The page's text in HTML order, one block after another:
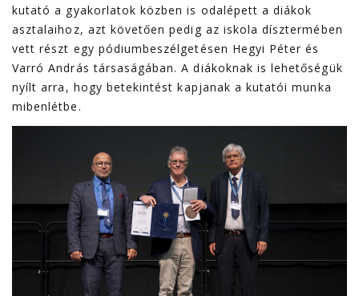
kutató a gyakorlatok közben is odalépett a diákok
asztalaihoz, azt követően pedig az iskola dísztermében
vett részt egy pódiumbeszélgetésen Hegyi Péter és
Varró András társaságában. A diákoknak is lehetőségük
nyílt arra, hogy betekintést kapjanak a kutatói munka
mibenlétbe.